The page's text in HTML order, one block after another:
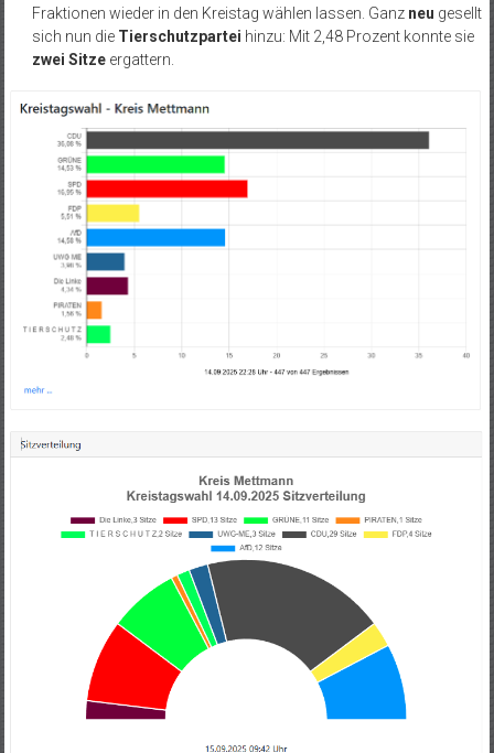
Fraktionen wieder in den Kreistag wählen lassen. Ganz neu gesellt
sich nun die Tierschutzpartei hinzu: Mit 2,48 Prozent konnte sie
zwei Sitzeergattern.